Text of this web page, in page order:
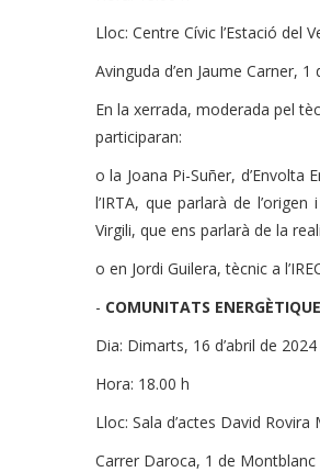
Lloc: Centre Cívic l’Estació del
Avinguda d’en Jaume Carner, 1
En la xerrada, moderada pel
participaran:
o la Joana Pi-Suñer,
l’IRTA, que parlarà de
Virgili, que ens parlarà de la
o en Jordi Guilera, tècnic a
- COMUNITATS
Dia: Dimarts, 16 d’abril de 2024
Hora: 18.00 h
Lloc: Sala d’actes David
Carrer Daroca, 1 de Montblanc